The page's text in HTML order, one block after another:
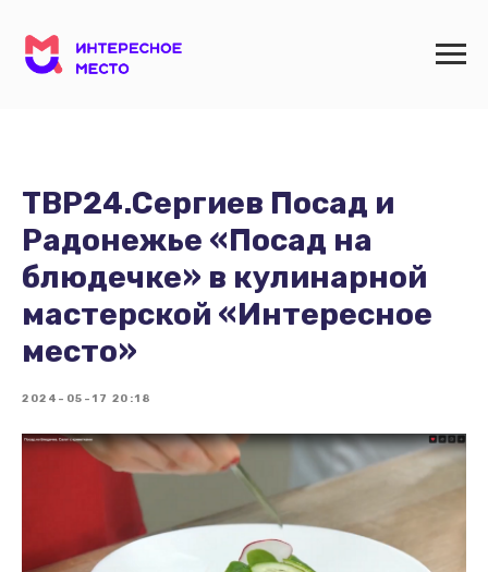
ТВР24.Сергиев Посад и
Радонежье «Посад на
блюдечке» в кулинарной
мастерской «Интересное
место»
2024-05-17 20:18